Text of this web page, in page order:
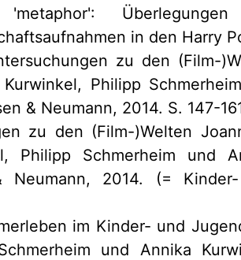
in den Harry
zu den (Film-
Philipp
& Neumann, 2014. S. 147-
zu den (Film-)Welten
Philipp Schmerheim und
Neumann, 2014. (=
im Kinder- und
und Annika